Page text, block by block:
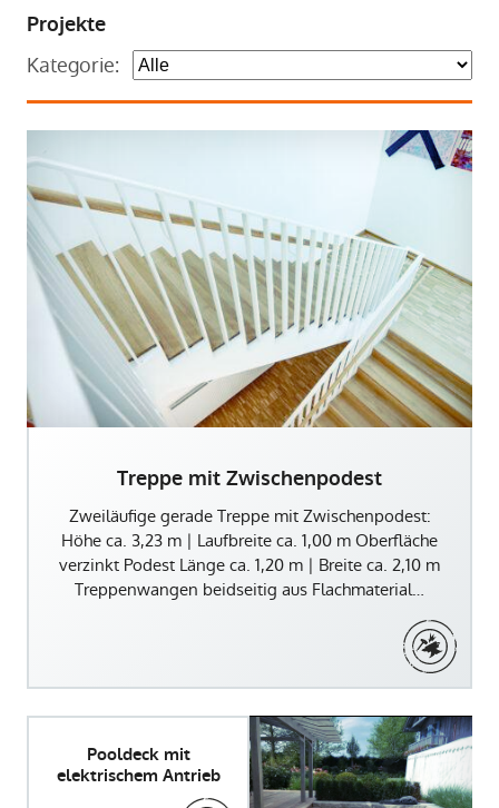
Projekte
Kategorie:
Treppe mit Zwischenpodest
Zweiläufige gerade Treppe mit Zwischenpodest:
Höhe ca. 3,23 m | Laufbreite ca. 1,00 m Oberfläche
verzinkt Podest Länge ca. 1,20 m | Breite ca. 2,10 m
Treppenwangen beidseitig aus Flachmaterial…
Pooldeck mit
elektrischem Antrieb